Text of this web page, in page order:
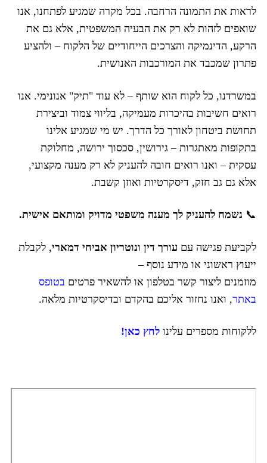
לראות את התמונה הרחבה. בכל מקרה שמגיע לפתחנו, אנו
שואפים לזהות לא רק את הבעיה המשפטית, אלא גם את
הרקע, הדינמיקה והצרכים הייחודיים של הלקוח – ולהציע
פתרון שמכבד את המורכבות האנושית.
במשרדנו, כל לקוח הוא שותף – לא עוד "תיק" אנונימי. אנו
רואים חשיבות בהיכרות מעמיקה, בליווי צמוד וביצירת
תחושת ביטחון לאורך כל הדרך. יש מי שמגיע אלינו
בתקופות מאתגרות – גירושין, סכסוך ירושה, מחלוקת
עסקית – ואנו רואים חובה להעניק לא רק מענה מקצועי,
אלא גם גב חזק, דיסקרטיות ואוזן קשבת.
📞 נשמח להעניק לך מענה משפטי מדויק ומותאם אישית.
לקביעת פגישה עם עורך דין ונוטריון אביחי דמארי, לקבלת
ייעוץ ראשוני או מידע נוסף –
מוזמנים ליצור קשר בטלפון או להשאיר פרטים בטופס
באתר, ואנו נחזור אליכם בהקדם ובדיסקרטיות מלאה.
ללקוחות מספרים עלינו לחץ כאן!